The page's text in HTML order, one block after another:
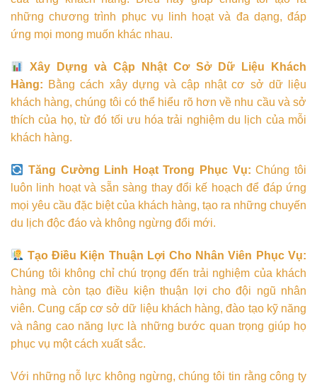
những chương trình phục vụ linh hoạt và đa dạng, đáp
ứng mọi mong muốn khác nhau.
Xây Dựng và Cập Nhật Cơ Sở Dữ Liệu Khách
Hàng: Bằng cách xây dựng và cập nhật cơ sở dữ liệu
khách hàng, chúng tôi có thể hiểu rõ hơn về nhu cầu và sở
thích của họ, từ đó tối ưu hóa trải nghiệm du lịch của mỗi
khách hàng.
Tăng Cường Linh Hoạt Trong Phục Vụ: Chúng tôi
luôn linh hoạt và sẵn sàng thay đổi kế hoạch để đáp ứng
mọi yêu cầu đặc biệt của khách hàng, tạo ra những chuyến
du lịch độc đáo và không ngừng đổi mới.
Tạo Điều Kiện Thuận Lợi Cho Nhân Viên Phục Vụ:
Chúng tôi không chỉ chú trọng đến trải nghiệm của khách
hàng mà còn tạo điều kiện thuận lợi cho đội ngũ nhân
viên. Cung cấp cơ sở dữ liệu khách hàng, đào tạo kỹ năng
và nâng cao năng lực là những bước quan trọng giúp họ
phục vụ một cách xuất sắc.
Với những nỗ lực không ngừng, chúng tôi tin rằng công ty